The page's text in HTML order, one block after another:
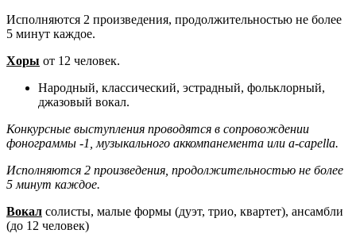
Исполняются 2 произведения, продолжительностью не более
5 минут каждое.
Хоры от 12 человек.
Народный, классический, эстрадный, фольклорный,
джазовый вокал.
Конкурсные выступления проводятся в сопровождении
фонограммы -1, музыкального аккомпанемента или a-capella.
Исполняются 2 произведения, продолжительностью не более
5 минут каждое.
Вокал солисты, малые формы (дуэт, трио, квартет), ансамбли
(до 12 человек)